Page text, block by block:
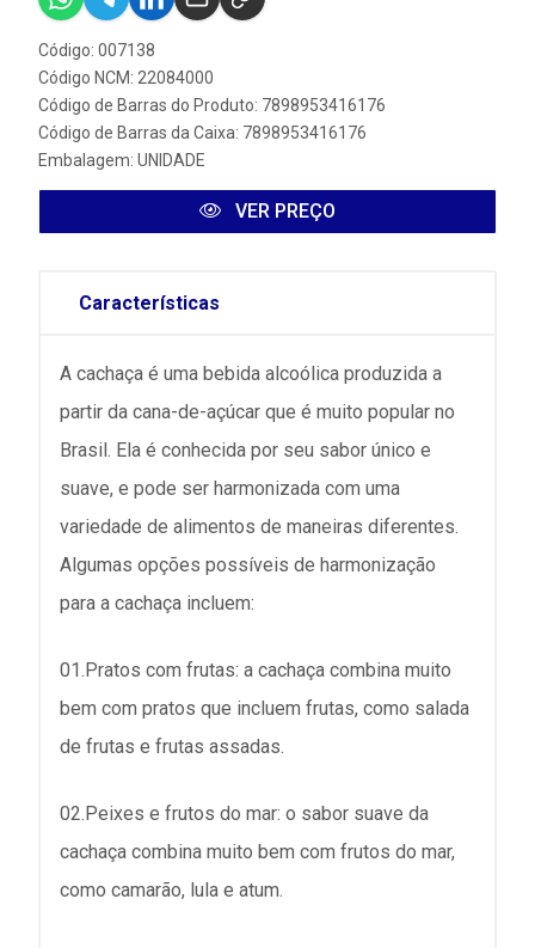
Código: 007138
Código NCM: 22084000
Código de Barras do Produto: 7898953416176
Código de Barras da Caixa: 7898953416176
Embalagem: UNIDADE
VER PREÇO
Características
A cachaça é uma bebida alcoólica produzida a
partir da cana-de-açúcar que é muito popular no
Brasil. Ela é conhecida por seu sabor único e
suave, e pode ser harmonizada com uma
variedade de alimentos de maneiras diferentes.
Algumas opções possíveis de harmonização
para a cachaça incluem:
01.Pratos com frutas: a cachaça combina muito
bem com pratos que incluem frutas, como salada
de frutas e frutas assadas.
02.Peixes e frutos do mar: o sabor suave da
cachaça combina muito bem com frutos do mar,
como camarão, lula e atum.